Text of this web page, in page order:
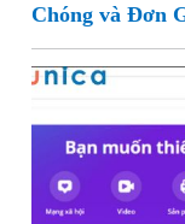
Chóng và Đơn